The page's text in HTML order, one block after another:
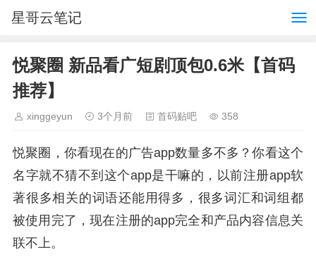
星哥云笔记
悦聚圈 新品看广短剧顶包0.6米【首码
推荐】
xinggeyun 3个月前 首码贴吧 358
悦聚圈，你看现在的广告app数量多不多？你看这个
名字就不猜不到这个app是干嘛的，以前注册app软
著很多相关的词语还能用得多，很多词汇和词组都
被使用完了，现在注册的app完全和产品内容信息关
联不上。